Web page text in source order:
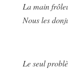
La main
Nous les
Le seul